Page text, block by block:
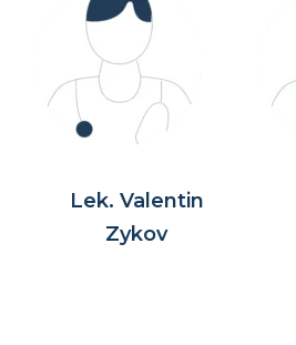
Lek. Valentin
Zykov